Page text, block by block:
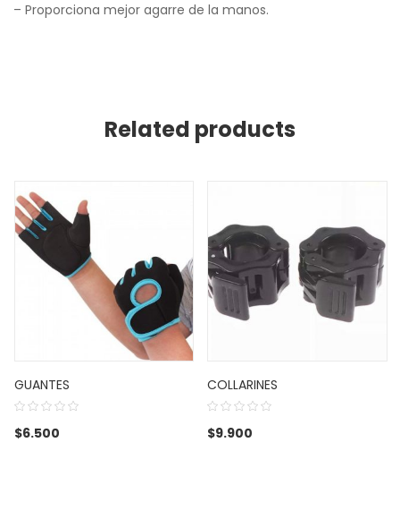
– Proporciona mejor agarre de la manos.
Related products
GUANTES
$6.500
COLLARINES
$9.900